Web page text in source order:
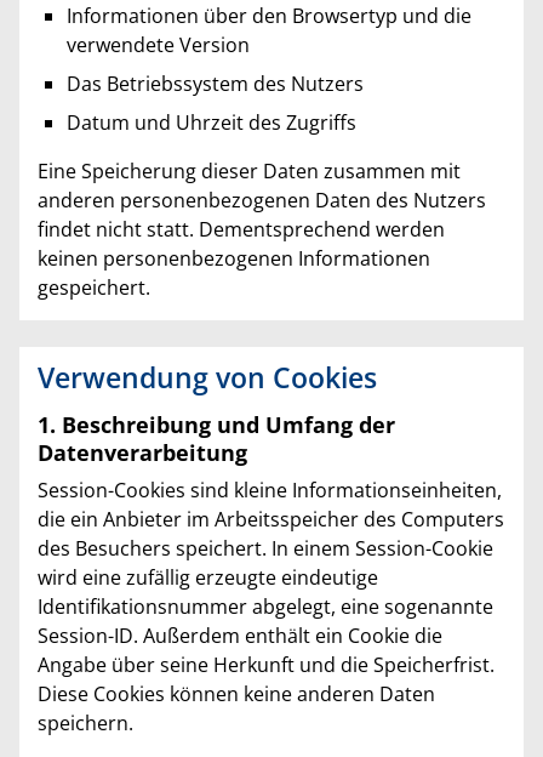
Informationen über den Browsertyp und die
verwendete Version
Das Betriebssystem des Nutzers
Datum und Uhrzeit des Zugriffs
Eine Speicherung dieser Daten zusammen mit
anderen personenbezogenen Daten des Nutzers
findet nicht statt. Dementsprechend werden
keinen personenbezogenen Informationen
gespeichert.
Verwendung von Cookies
1. Beschreibung und Umfang der
Datenverarbeitung
Session-Cookies sind kleine Informationseinheiten,
die ein Anbieter im Arbeitsspeicher des Computers
des Besuchers speichert. In einem Session-Cookie
wird eine zufällig erzeugte eindeutige
Identifikationsnummer abgelegt, eine sogenannte
Session-ID. Außerdem enthält ein Cookie die
Angabe über seine Herkunft und die Speicherfrist.
Diese Cookies können keine anderen Daten
speichern.